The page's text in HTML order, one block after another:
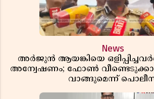
News
അർജുൻ ആയങ്കിയെ
അന്വേഷണം; ഫോൺ
വാങ്ങുമെന്ന്